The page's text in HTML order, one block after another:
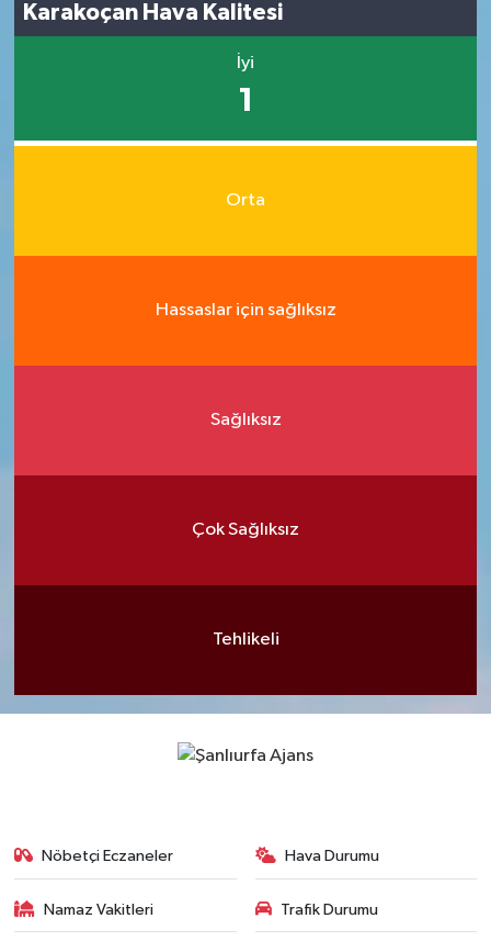
Karakoçan Hava Kalitesi
İyi
1
Orta
Hassaslar için sağlıksız
Sağlıksız
Çok Sağlıksız
Tehlikeli
Nöbetçi Eczaneler Hava Durumu
Namaz Vakitleri Trafik Durumu